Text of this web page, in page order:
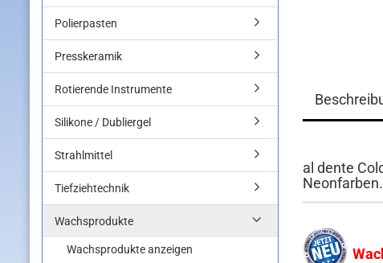
al dente
Neonfarben.
Polierpasten
Presskeramik
Rotierende Instrumente
Silikone / Dubliergel
Strahlmittel
Tiefziehtechnik
Wachsprodukte
Wachsprodukte anzeigen